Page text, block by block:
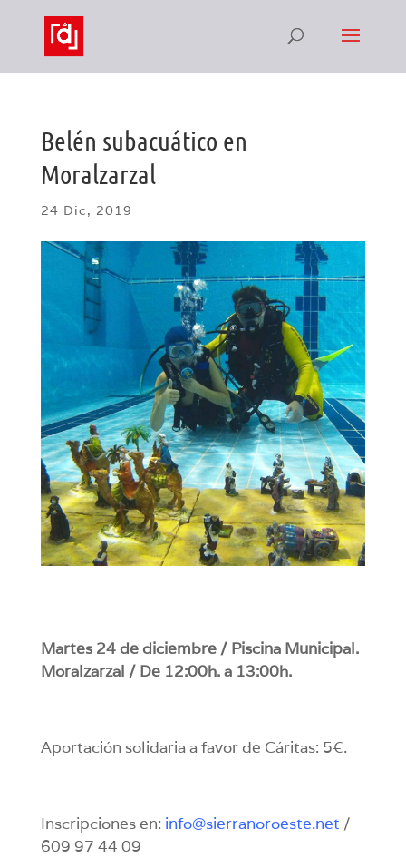
Belén subacuático en
Moralzarzal
24 Dic, 2019
Martes 24 de diciembre / Piscina Municipal.
Moralzarzal / De 12:00h. a 13:00h.
Aportación solidaria a favor de Cáritas: 5€.
Inscripciones en: info@sierranoroeste.net /
609 97 44 09